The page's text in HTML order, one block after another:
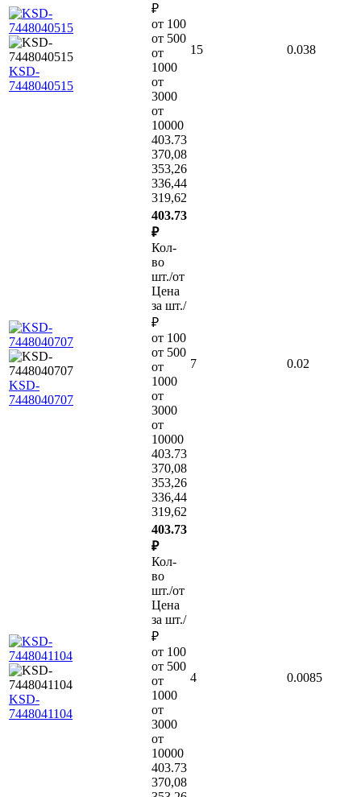
KSD-
7448040515
₽
от 100
от 500
от
1000
от
3000
от
10000
403.73
370,08
353,26
336,44
319,62
15 0.038
KSD-
7448040707
403.73
₽
Кол-
во
шт./от
Цена
за шт./
₽
от 100
от 500
от
1000
от
3000
от
10000
403.73
370,08
353,26
336,44
319,62
7 0.02
KSD-
7448041104
403.73
₽
Кол-
во
шт./от
Цена
за шт./
₽
от 100
от 500
от
1000
от
3000
от
10000
403.73
370,08
4 0.0085